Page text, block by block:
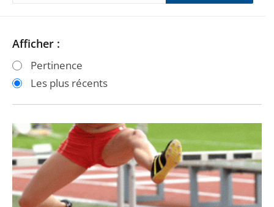
Passer
les
filtres
après
Passer
les
filtres
avant
Afficher :
Pertinence
Les plus récents
Le
Conseil
d’État
rejette
le